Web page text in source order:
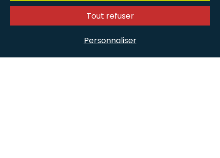
Tout refuser
Personnaliser